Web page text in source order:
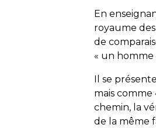
En
royaume
de
« un homme
Il se
mais comme
chemin, la
de la même